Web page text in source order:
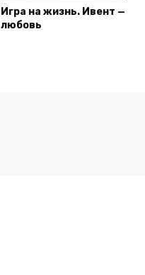
Игра на жизнь. Ивент —
любовь